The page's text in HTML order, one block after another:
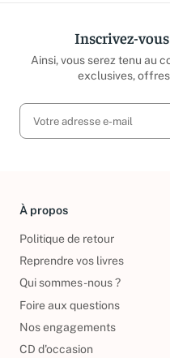
Inscrivez-
Ainsi, vous serez tenu au
exclusives,
À propos
Politique de retour
Reprendre vos livres
Qui sommes-nous ?
Foire aux questions
Nos engagements
CD d'occasion